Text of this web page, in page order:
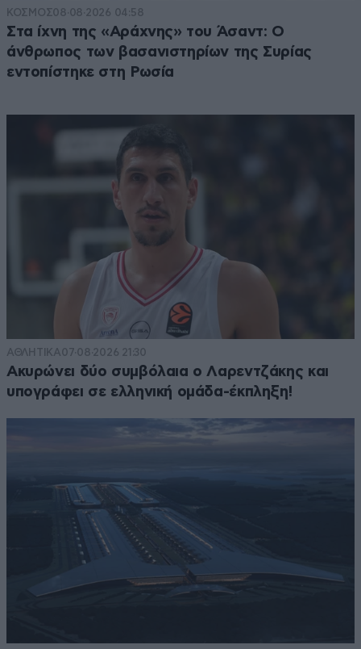
ΚΟΣΜΟΣ08·08·2026 04:58
Στα ίχνη της «Αράχνης» του Άσαντ: Ο
άνθρωπος των βασανιστηρίων της Συρίας
εντοπίστηκε στη Ρωσία
ΑΘΛΗΤΙΚΑ07·08·2026 21:30
Ακυρώνει δύο συμβόλαια ο Λαρεντζάκης και
υπογράφει σε ελληνική ομάδα-έκπληξη!